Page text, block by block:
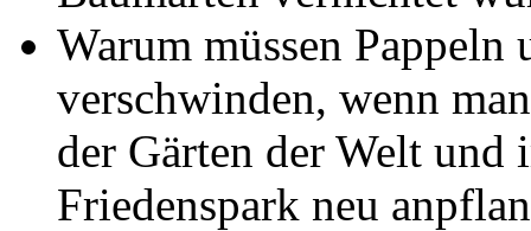
Warum müssen
verschwinden, wenn
der Gärten der Welt und
Friedenspark neu